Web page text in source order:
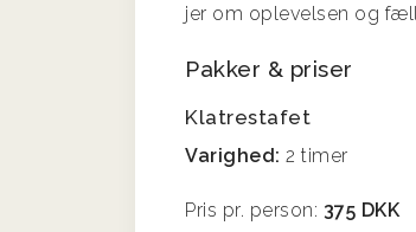
jer om oplevelsen og
Pakker & priser
Klatrestafet
Varighed: 2 timer
Pris pr. person: 375 DKK